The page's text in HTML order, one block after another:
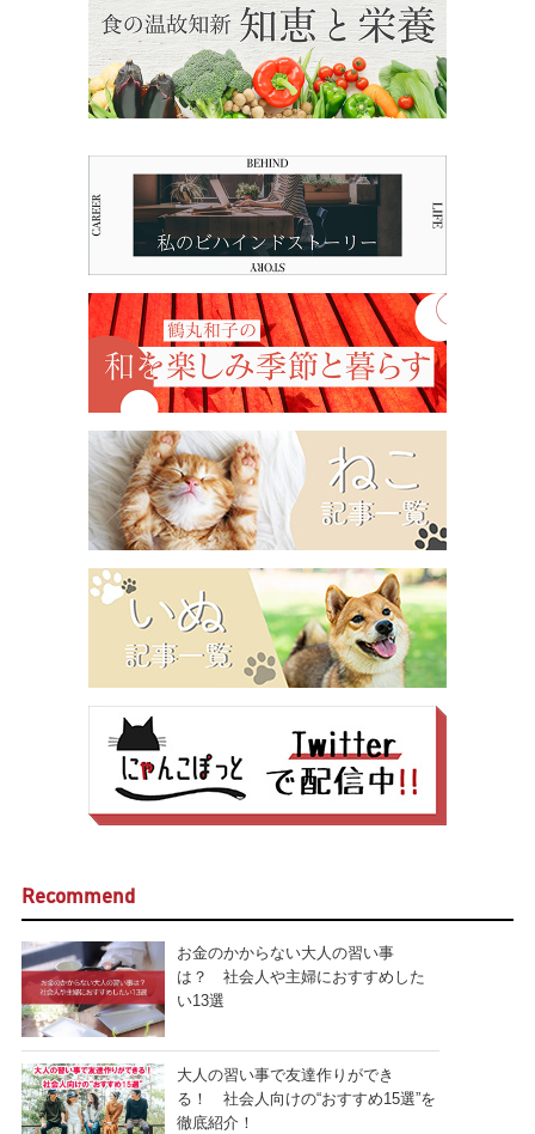
Recommend
お金のかからない大人の習い事
は？ 社会人や主婦におすすめした
い13選
大人の習い事で友達作りができ
る！ 社会人向けの“おすすめ15選”を
徹底紹介！